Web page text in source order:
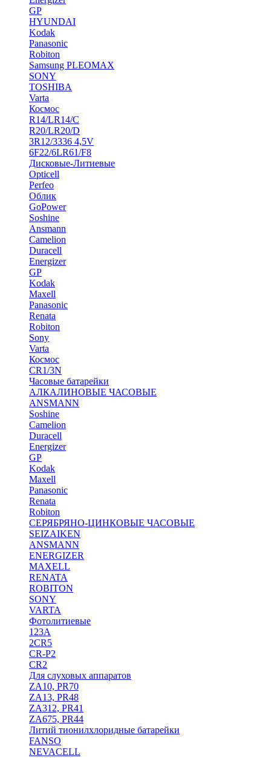
GP
HYUNDAI
Kodak
Panasonic
Robiton
Samsung PLEOMAX
SONY
TOSHIBA
Varta
Космос
R14/LR14/C
R20/LR20/D
3R12/3336 4,5V
6F22/6LR61/F8
Дисковые-Литиевые
Opticell
Perfeo
Облик
GoPower
Soshine
Ansmann
Camelion
Duracell
Energizer
GP
Kodak
Maxell
Panasonic
Renata
Robiton
Sony
Varta
Космос
CR1/3N
Часовые батарейки
АЛКАЛИНОВЫЕ ЧАСОВЫЕ
ANSMANN
Soshine
Camelion
Duracell
Energizer
GP
Kodak
Maxell
Panasonic
Renata
Robiton
СЕРЯБРЯНО-ЦИНКОВЫЕ ЧАСОВЫЕ
SEIZAIKEN
ANSMANN
ENERGIZER
MAXELL
RENATA
ROBITON
SONY
VARTA
Фотолитиевые
123A
2CR5
CR-P2
CR2
Для слуховых аппаратов
ZA10, PR70
ZA13, PR48
ZA312, PR41
ZA675, PR44
Литий тионилхлоридные батарейки
FANSO
NEVACELL